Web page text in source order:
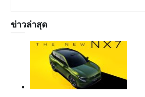
ข่าวล่าสุด